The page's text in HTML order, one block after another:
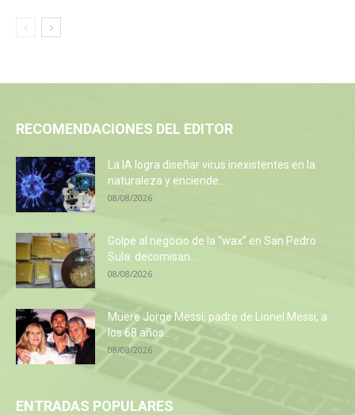
RECOMENDACIONES DEL EDITOR
La IA logra diseñar virus inexistentes en la
naturaleza y enciende...
08/08/2026
Golpe al negocio de la “wax” en San Pedro
Sula: decomisan...
08/08/2026
Muere Jorge Messi, padre de Lionel Messi, a
los 68 años...
08/08/2026
ENTRADAS POPULARES